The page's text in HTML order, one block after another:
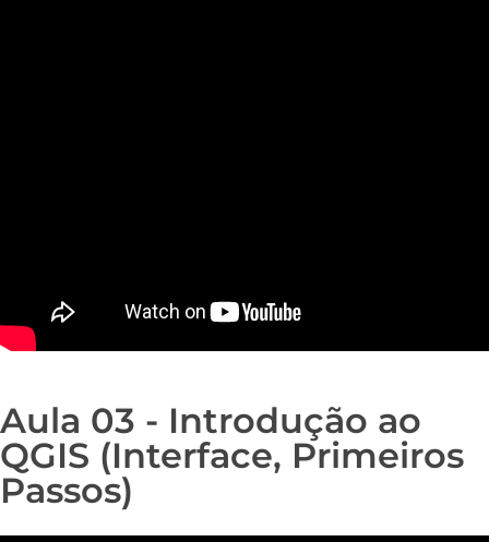
Aula 03 - Introdução ao
QGIS (Interface, Primeiros
Passos)